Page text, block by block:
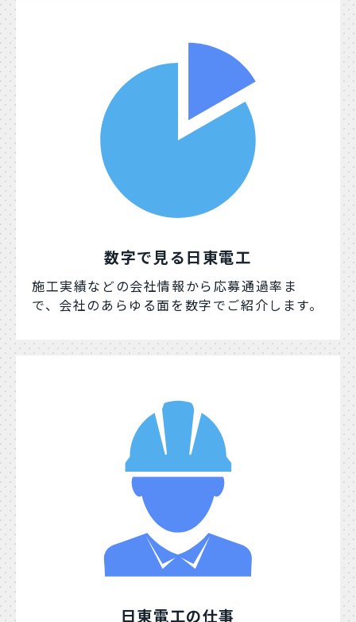
数字で見る日東電工
施工実績などの会社情報から応募通過率ま
で、会社のあらゆる面を数字でご紹介します。
日東電工の仕事